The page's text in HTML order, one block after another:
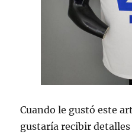
Cuando le gustó este
gustaría recibir